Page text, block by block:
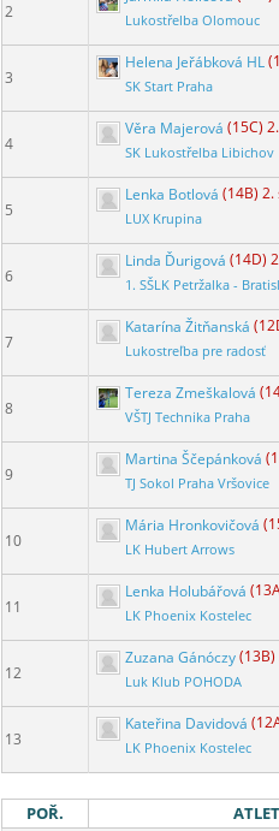
2 Lukostřelba Olomouc
3
Helena Jeřábková HL
SK Start Praha
4
Věra Majerová (15C)
SK Lukostřelba Libichov
5
Lenka Botlová (14B) 2.
LUX Krupina
6
Linda Ďurigová (14D)
1. SŠLK Petržalka -
7
Katarína Žitňanská
Lukostreľba pre radosť
8
Tereza Zmeškalová
VŠTJ Technika Praha
9
Martina Ščepánková
TJ Sokol Praha Vršovice
10
Mária Hronkovičová
LK Hubert Arrows
11
Lenka Holubářová
LK Phoenix Kostelec
12
Zuzana Gánóczy(13B)
Luk Klub POHODA
13
Kateřina Davidová
LK Phoenix Kostelec
POŘ. ATLET